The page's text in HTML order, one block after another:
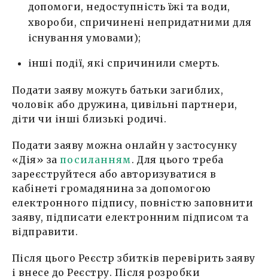
допомоги, недоступність їжі та води,
хвороби, спричинені непридатними для
існування умовами);
інші події, які спричинили смерть.
Подати заяву можуть батьки загиблих,
чоловік або дружина, цивільні партнери,
діти чи інші близькі родичі.
Подати заяву можна онлайн у застосунку
«Дія» запосиланням. Для цього треба
зареєструйтеся або авторизуватися в
кабінеті громадянина за допомогою
електронного підпису, повністю заповнити
заяву, підписати електронним підписом та
відправити.
Після цього Реєстр збитків перевірить заяву
і внесе до Реєстру. Після розробки